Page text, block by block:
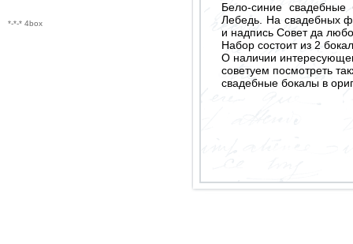
*-*-* 4box
Бело-синие свадебные
Лебедь. На свадебных
и надпись Совет да
Набор состоит из 2
О наличии
советуем посмотреть
свадебные бокалы в